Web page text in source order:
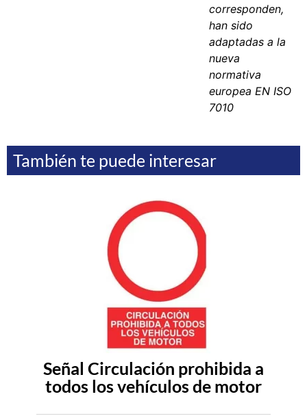
corresponden,
han sido
adaptadas a la
nueva
normativa
europea EN ISO
7010
También te puede interesar
Señal Circulación prohibida a
todos los vehículos de motor